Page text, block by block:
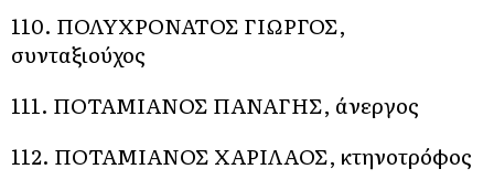
110. ΠΟΛΥΧΡΟΝΑΤΟΣ ΓΙΩΡΓΟΣ,
συνταξιούχος
111. ΠΟΤΑΜΙΑΝΟΣ ΠΑΝΑΓΗΣ, άνεργος
112. ΠΟΤΑΜΙΑΝΟΣ ΧΑΡΙΛΑΟΣ, κτηνοτρόφος